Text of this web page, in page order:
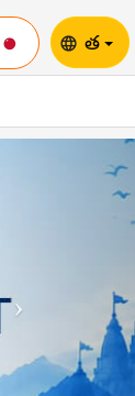
language త